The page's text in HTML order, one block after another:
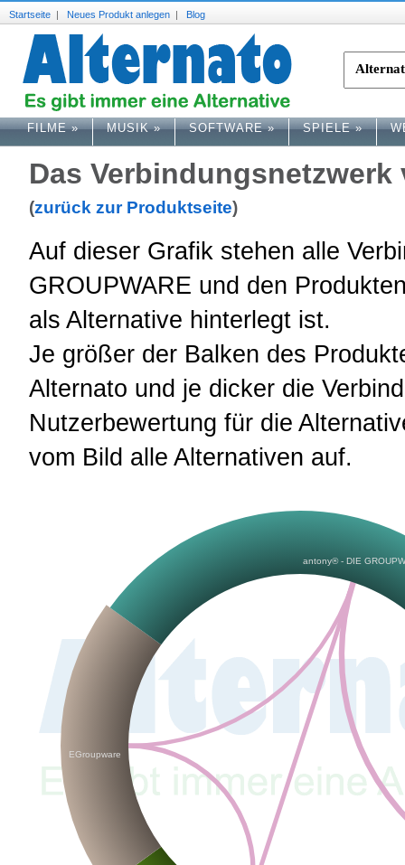
Startseite | Neues Produkt anlegen | Blog
FILME» MUSIK» SOFTWARE» SPIELE»
Das Verbindungsnetzwerk
(zurück zur Produktseite)
Auf dieser Grafik stehen alle
GROUPWARE und den
als Alternative hinterlegt ist.
Je größer der Balken des
Alternato und je dicker die
Nutzerbewertung für die
vom Bild alle Alternativen auf.
EGroupware
antony® - DIE